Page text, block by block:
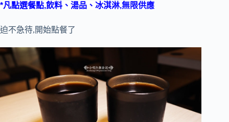
*凡點選餐點,飲料、湯品、冰淇淋,無限供應
迫不急待,開始點餐了